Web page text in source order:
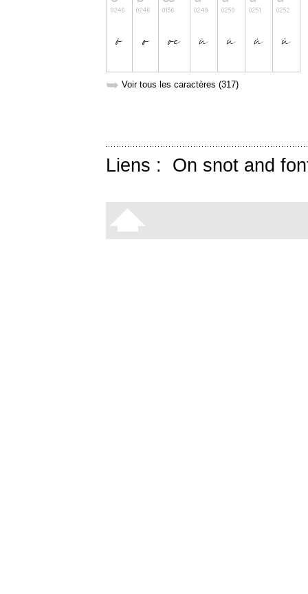
➥ Voir tous les caractères (317)
Liens : On snot and